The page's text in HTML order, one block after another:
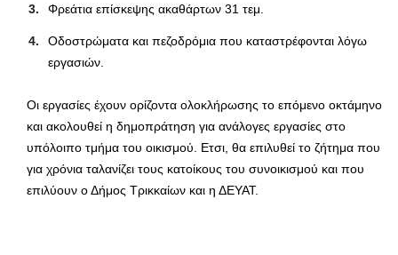
Φρεάτια επίσκεψης ακαθάρτων 31 τεμ.
Οδοστρώματα και πεζοδρόμια που καταστρέφονται λόγω
εργασιών.
Οι εργασίες έχουν ορίζοντα ολοκλήρωσης το επόμενο οκτάμηνο
και ακολουθεί η δημοπράτηση για ανάλογες εργασίες στο
υπόλοιπο τμήμα του οικισμού. Ετσι, θα επιλυθεί το ζήτημα που
για χρόνια ταλανίζει τους κατοίκους του συνοικισμού και που
επιλύουν ο Δήμος Τρικκαίων και η ΔΕΥΑΤ.